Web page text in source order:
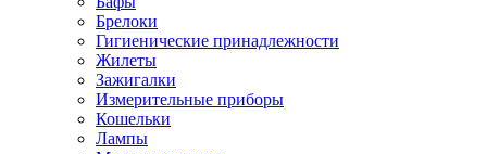
Брелоки
Гигиенические принадлежности
Жилеты
Зажигалки
Измерительные приборы
Кошельки
Лампы